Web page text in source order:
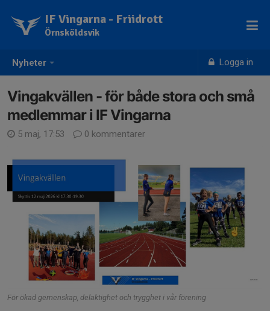
Nyheter Logga in
IF Vingarna - Friidrott
Örnsköldsvik
Vingakvällen - för både stora och små
medlemmar i IF Vingarna
5 maj, 17:53 0 kommentarer
För ökad gemenskap, delaktighet och trygghet i vår förening